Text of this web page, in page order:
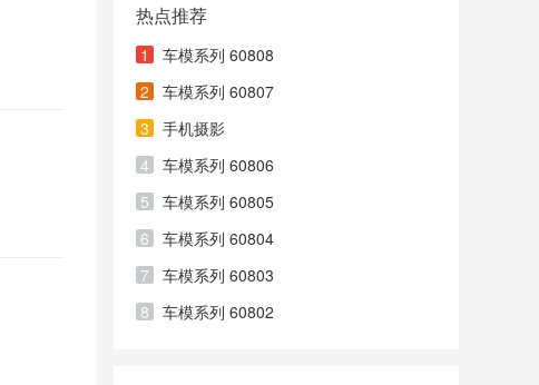
热点推荐
1
车模系列 60808
2
车模系列 60807
3
手机摄影
4
车模系列 60806
5
车模系列 60805
6
车模系列 60804
7
车模系列 60803
8
车模系列 60802